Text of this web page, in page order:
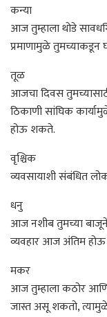
कन्या
आज तुम्हाला थोडे
प्रमाणामुळे
तूळ
आजचा दिवस
ठिकाणी सांघिक
होऊ शकते.
वृश्चिक
व्यवसायाशी संबंधित
धनु
आज नशीब तुमच्या
व्यवहार आज अंतिम
मकर
आज तुम्हाला कठोर
जास्त असू शकतो,